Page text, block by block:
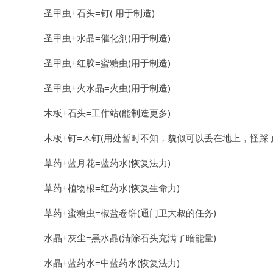
圣甲虫+石头=钉( 用于制造)
圣甲虫+水晶=催化剂(用于制造)
圣甲虫+红胶=蜜糖虫(用于制造)
圣甲虫+火水晶=火虫(用于制造)
木板+石头=工作站(能制造更多)
木板+钉=木钉(用处暂时不知，貌似可以丢在地上，怪踩
草药+蓝月花=蓝药水(恢复法力)
草药+植物根=红药水(恢复生命力)
草药+蜜糖虫=椒盐卷饼(通门卫大叔的任务)
水晶+灰尘=黑水晶(清除石头充满了暗能量)
水晶+蓝药水=中蓝药水(恢复法力)